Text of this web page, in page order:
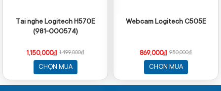
Tai nghe Logitech H570E
(981-000574)
1,150,000₫ 1,499,000₫
CHỌN MUA
Webcam Logitech C505E
869,000₫ 950,000₫
CHỌN MUA